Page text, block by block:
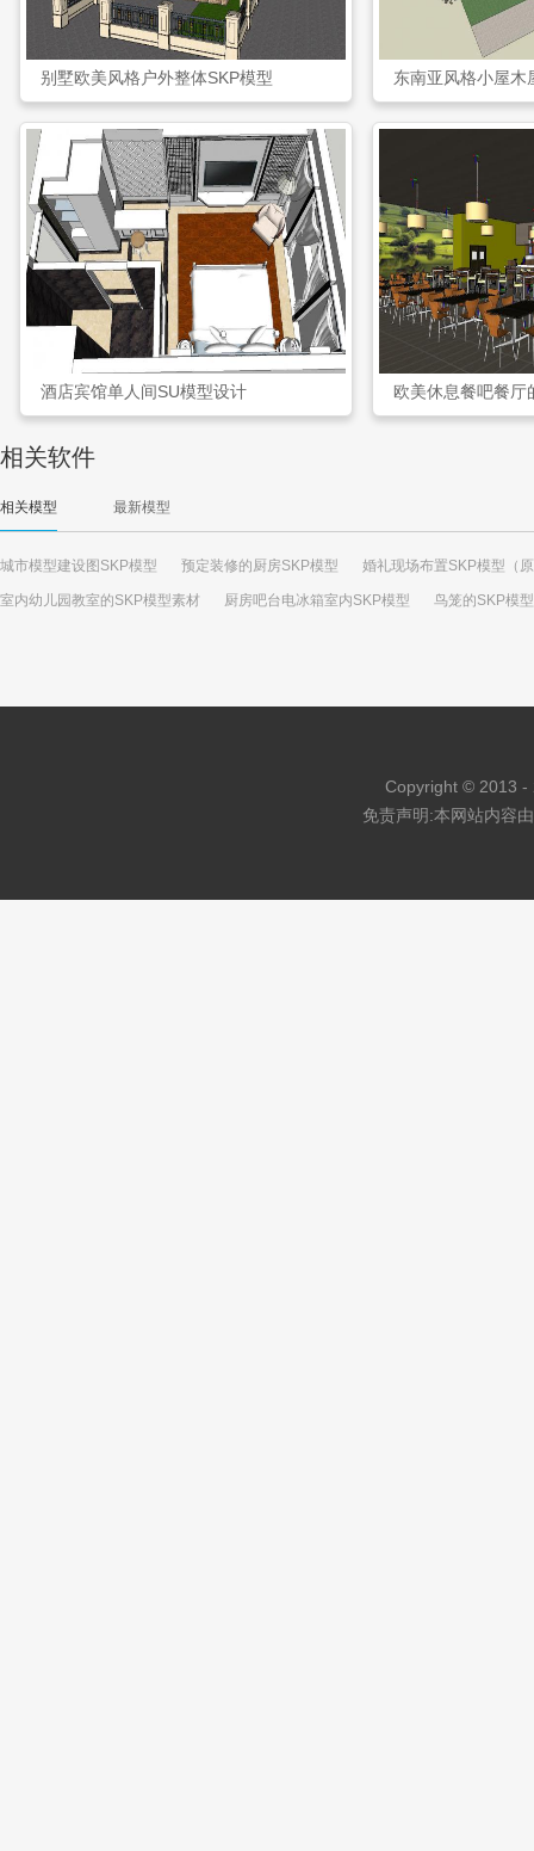
别墅欧美风格户外整体SKP模型 东南亚风格小屋木
酒店宾馆单人间SU模型设计 欧美休息餐吧餐厅
相关软件
相关模型 最新模型
城市模型建设图SKP模型 预定装修的厨房SKP模型 婚礼现场布置SKP模型（
室内幼儿园教室的SKP模型素材 厨房吧台电冰箱室内SKP模型 鸟笼的SKP模
Copyright © 2013 -
免责声明:本网站内容